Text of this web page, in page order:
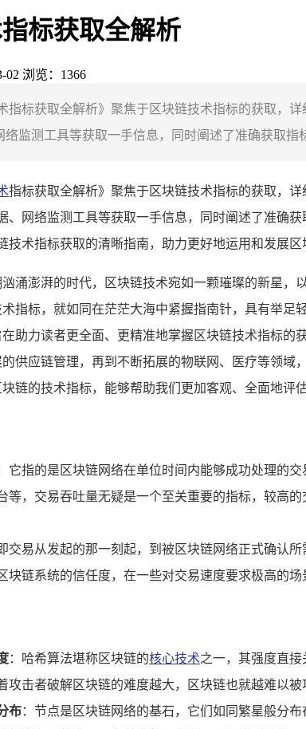
标获取全解析
02 浏览：1366
指标获取全解析》聚焦于区块链技术指标的获取，
络监测工具等获取一手信息，同时阐述了准确获取
指标获取全解析》聚焦于区块链技术指标的获取，
、网络监测工具等获取一手信息，同时阐述了准确
技术指标获取的清晰指南，助力更好地运用和发展区
涌澎湃的时代，区块链技术宛如一颗璀璨的新星
指标，就如同在茫茫大海中紧握指南针，具有举
助力读者更全面、更精准地掌握区块链技术指标
供应链管理，再到不断拓展的物联网、医疗等领
链的技术指标，能够帮助我们更加客观、全面地评
它指的是区块链网络在单位时间内能够成功处理的
等，交易吞吐量无疑是一个至关重要的指标，较高
交易从发起的那一刻起，到被区块链网络正式确认
块链系统的信任度，在一些对交易速度要求极高的
：哈希算法堪称区块链的核心技术之一，其强度直
攻击者破解区块链的难度越大，区块链也就越难以被
布：节点是区块链网络的基石，它们如同繁星般分